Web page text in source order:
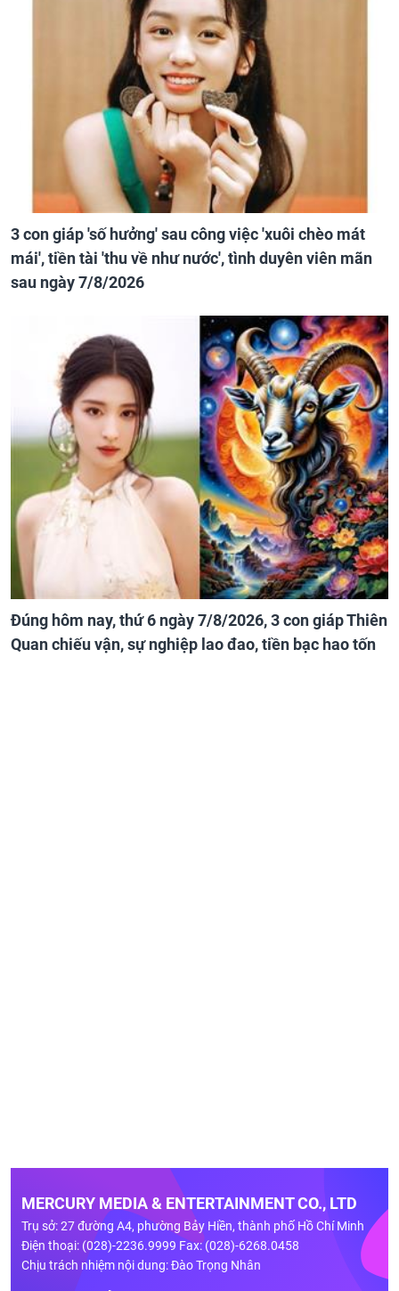
3 con giáp 'số hưởng' sau công việc 'xuôi chèo mát
mái', tiền tài 'thu về như nước', tình duyên viên mãn
sau ngày 7/8/2026
Đúng hôm nay, thứ 6 ngày 7/8/2026, 3 con giáp Thiên
Quan chiếu vận, sự nghiệp lao đao, tiền bạc hao tốn
MERCURY MEDIA & ENTERTAINMENT CO., LTD
Trụ sở: 27 đường A4, phường Bảy Hiền, thành phố Hồ Chí Minh
Điện thoại: (028)-2236.9999 Fax: (028)-6268.0458
Chịu trách nhiệm nội dung: Đào Trọng Nhân